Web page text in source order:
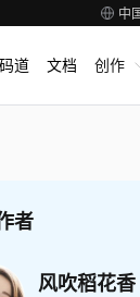
中
道 文档 创作
者
风吹稻花香